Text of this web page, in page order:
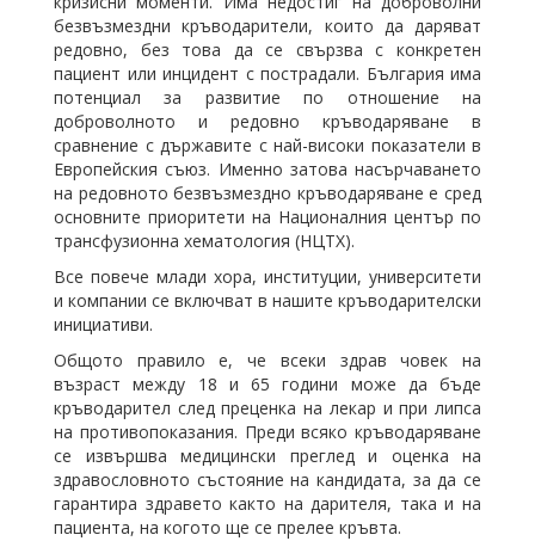
безвъзмездни кръводарители, които да даряват
редовно, без това да се свързва с конкретен
пациент или инцидент с пострадали. България има
потенциал за развитие по отношение на
доброволното и редовно кръводаряване в
сравнение с държавите с най-високи показатели в
Европейския съюз. Именно затова насърчаването
на редовното безвъзмездно кръводаряване е сред
основните приоритети на Националния център по
трансфузионна хематология (НЦТХ).
Все повече млади хора, институции, университети
и компании се включват в нашите кръводарителски
инициативи.
Общото правило е, че всеки здрав човек на
възраст между 18 и 65 години може да бъде
кръводарител след преценка на лекар и при липса
на противопоказания. Преди всяко кръводаряване
се извършва медицински преглед и оценка на
здравословното състояние на кандидата, за да се
гарантира здравето както на дарителя, така и на
пациента, на когото ще се прелее кръвта.